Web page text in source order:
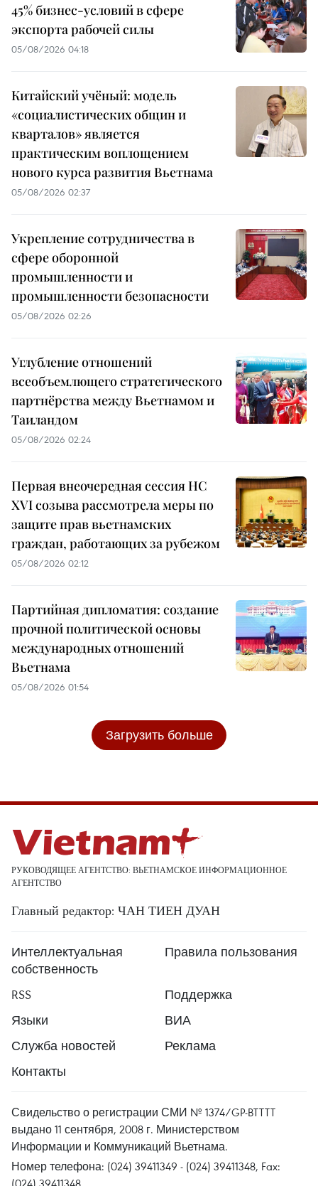
45% бизнес-условий в сфере
экспорта рабочей силы
05/08/2026 04:18
Китайский учёный: модель
«социалистических общин и
кварталов» является
практическим воплощением
нового курса развития Вьетнама
05/08/2026 02:37
Укрепление сотрудничества в
сфере оборонной
промышленности и
промышленности безопасности
05/08/2026 02:26
Углубление отношений
всеобъемлющего стратегического
партнёрства между Вьетнамом и
Таиландом
05/08/2026 02:24
Первая внеочередная сессия НС
XVI созыва рассмотрела меры по
защите прав вьетнамских
граждан, работающих за рубежом
05/08/2026 02:12
Партийная дипломатия: создание
прочной политической основы
международных отношений
Вьетнама
05/08/2026 01:54
Загрузить больше
РУКОВОДЯЩЕЕ АГЕНТСТВО: ВЬЕТНАМСКОЕ ИНФОРМАЦИОННОЕ
АГЕНТСТВО
Главный редактор: ЧАН ТИЕН ДУАН
Интеллектуальная
собственность
Правила пользования
RSS
Поддержка
Языки
ВИА
Служба новостей
Реклама
Контакты
Свидельство о регистрации СМИ № 1374/GP-BTTTT
выдано 11 сентября, 2008 г. Министерством
Информации и Коммуникаций Вьетнама.
Номер телефона: (024) 39411349 - (024) 39411348, Fax:
(024) 39411348